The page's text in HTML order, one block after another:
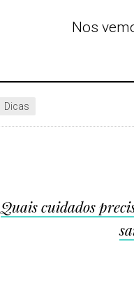
Nos
Dicas
Quais cuidados